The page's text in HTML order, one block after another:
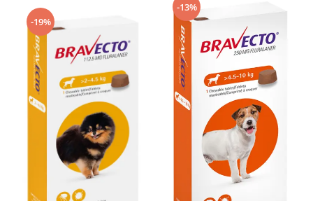
-19%
-13%